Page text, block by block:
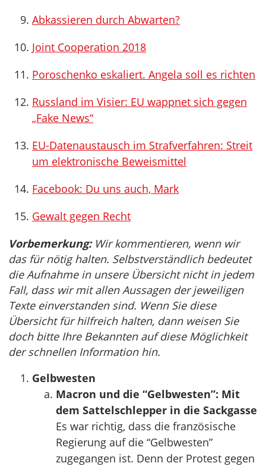
Abkassieren durch Abwarten?
Joint Cooperation 2018
Poroschenko eskaliert. Angela soll es richten
Russland im Visier: EU wappnet sich gegen
„Fake News“
EU-Datenaustausch im Strafverfahren: Streit
um elektronische Beweismittel
Facebook: Du uns auch, Mark
Gewalt gegen Recht
Vorbemerkung:Wir kommentieren, wenn wir
das für nötig halten. Selbstverständlich bedeutet
die Aufnahme in unsere Übersicht nicht in jedem
Fall, dass wir mit allen Aussagen der jeweiligen
Texte einverstanden sind. Wenn Sie diese
Übersicht für hilfreich halten, dann weisen Sie
doch bitte Ihre Bekannten auf diese Möglichkeit
der schnellen Information hin.
Gelbwesten
Macron und die “Gelbwesten”: Mit
dem Sattelschlepper in die Sackgasse
Es war richtig, dass die französische
Regierung auf die “Gelbwesten”
zugegangen ist. Denn der Protest gegen